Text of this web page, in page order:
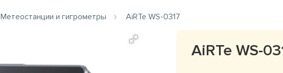
Метеостанции и гигрометры AiRTe WS-0317
AiRTe WS-